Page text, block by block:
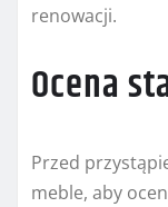
renowacji.
Ocena
Przed
meble, aby